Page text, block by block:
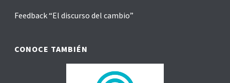
Feedback “El discurso del cambio”
CONOCE TAMBIÉN